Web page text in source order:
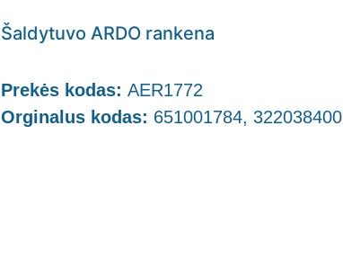
Šaldytuvo ARDO rankena
Prekės kodas:AER1772
Orginalus kodas: 651001784, 322038400